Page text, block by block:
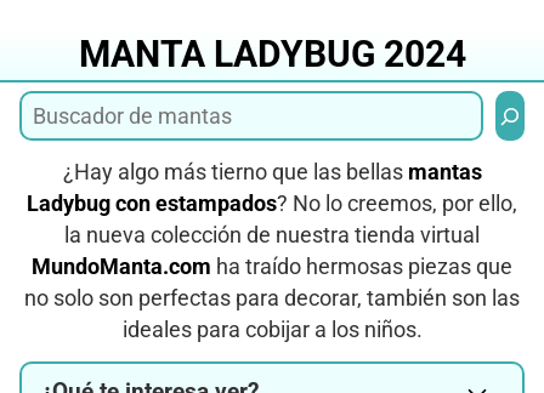
contenidoMANTA LADYBUG 2024
¿Hay algo más tierno que las bellas mantas
Ladybug con estampados? No lo creemos, por ello,
la nueva colección de nuestra tienda virtual
MundoManta.com ha traído hermosas piezas que
no solo son perfectas para decorar, también son las
ideales para cobijar a los niños.